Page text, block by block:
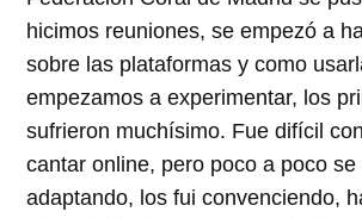
hicimos reuniones, se empezó a
sobre las plataformas y como
empezamos a experimentar, los
sufrieron muchísimo. Fue difícil
cantar online, pero poco a poco se
adaptando, los fui convenciendo,